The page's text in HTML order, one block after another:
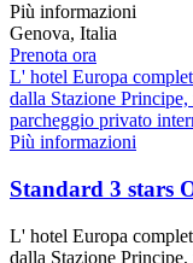
Più informazioni
Genova, Italia
Prenota ora
L' hotel Europa
dalla Stazione
parcheggio privato
Più informazioni
Standard 3 stars
L' hotel Europa
dalla Stazione